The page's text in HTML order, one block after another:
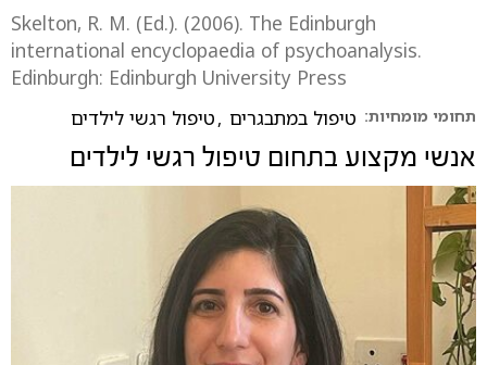
Skelton, R. M. (Ed.). (2006). The Edinburgh
international encyclopaedia of psychoanalysis.
Edinburgh: Edinburgh University Press
תחומי מומחיות: טיפול במתבגרים ,טיפול רגשי לילדים
אנשי מקצוע בתחום טיפול רגשי לילדים